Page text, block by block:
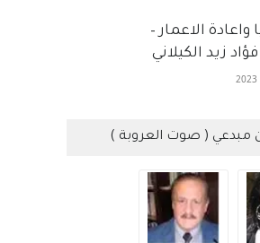
واعادة الاعمار –
زيد الكيلاني
مبدعي ( صوت العروبة )